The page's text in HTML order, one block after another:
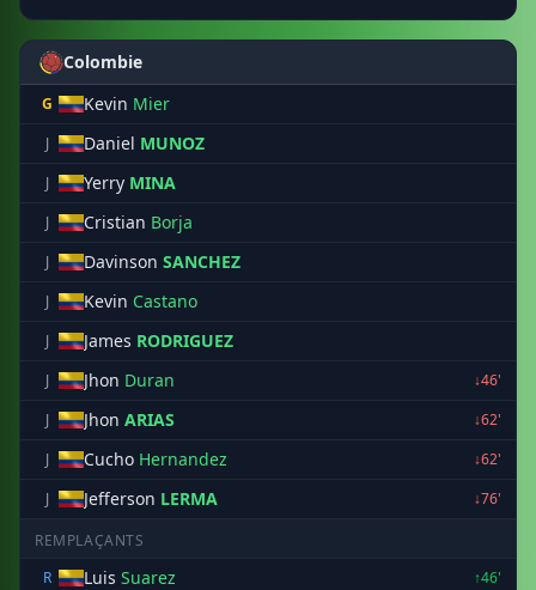
Colombie
G Kevin Mier
J Daniel MUNOZ
J Yerry MINA
J Cristian Borja
J Davinson SANCHEZ
J Kevin Castano
J James RODRIGUEZ
J Jhon Duran
↓46'
J
Jhon ARIAS
↓62'
J
Cucho Hernandez
↓62'
J
Jefferson LERMA ↓76'
REMPLAÇANTS
R
Luis Suarez
↑46'